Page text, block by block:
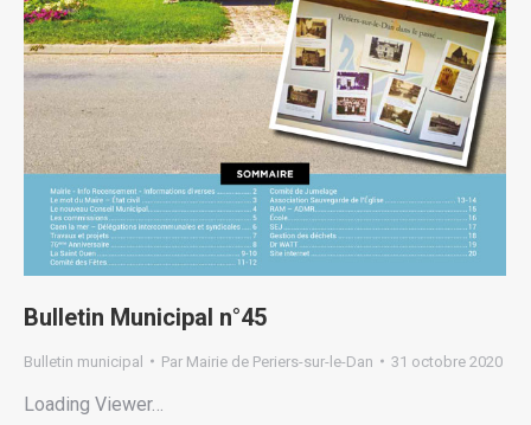
Bulletin Municipal n°45
Bulletin municipal Par Mairie de Periers-sur-le-Dan 31 octobre 2020
Loading Viewer…